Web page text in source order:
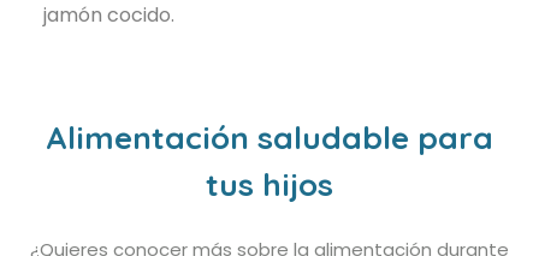
jamón cocido.
Alimentación saludable para
tus hijos
¿Quieres conocer más sobre la alimentación durante